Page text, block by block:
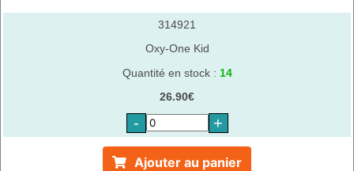
314921
Oxy-One Kid
Quantité en stock : 14
26.90€
- +
Ajouter au panier